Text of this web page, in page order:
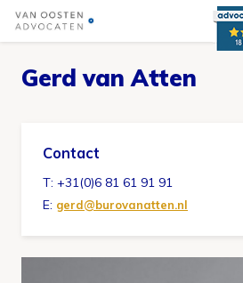
Skip
Gerd van Atten
Contact
T: +31(0)6 81 61 91 91
E: gerd@burovanatten.nl